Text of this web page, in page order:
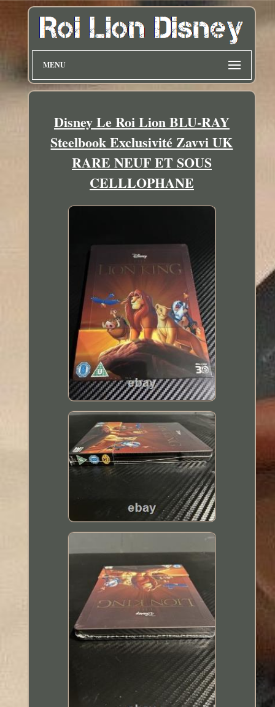
MENU
Disney Le Roi Lion BLU-RAY
Steelbook Exclusivité Zavvi UK
RARE NEUF ET SOUS
CELLLOPHANE